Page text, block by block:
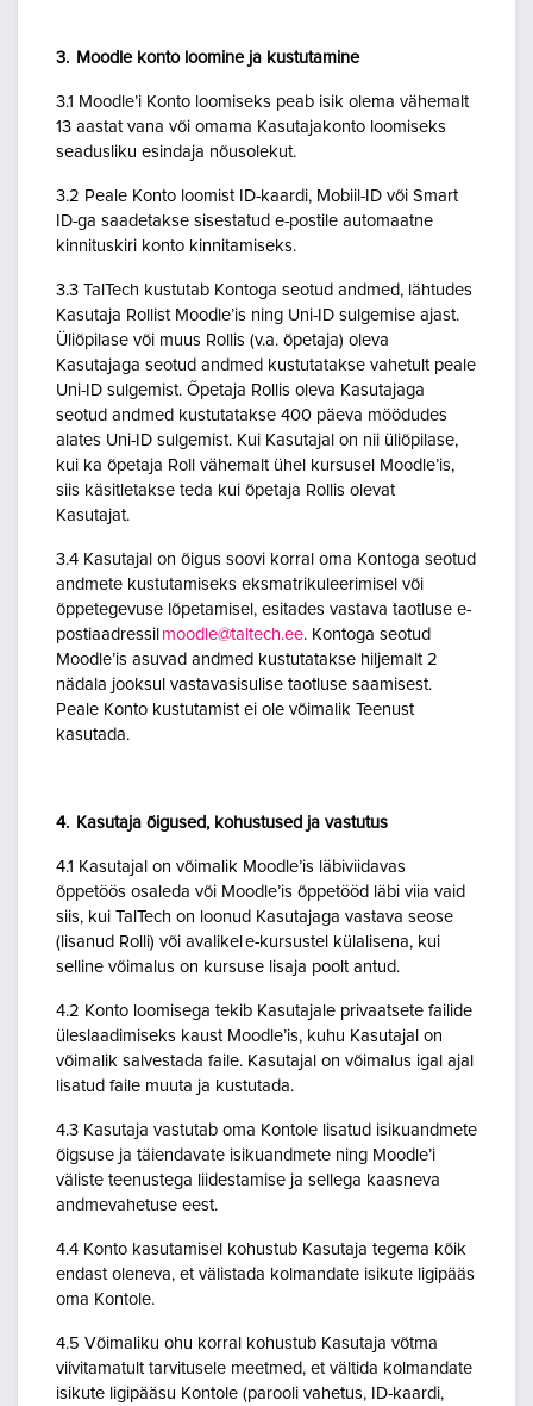
3. Moodle konto loomine ja kustutamine
3.1 Moodle’i Konto loomiseks peab isik olema vähemalt
13 aastat vana või omama Kasutajakonto loomiseks
seadusliku esindaja nõusolekut.
3.2 Peale Konto loomist ID-kaardi, Mobiil-ID või Smart
ID-ga saadetakse sisestatud e-postile automaatne
kinnituskiri konto kinnitamiseks.
3.3 TalTech kustutab Kontoga seotud andmed, lähtudes
Kasutaja Rollist Moodle’is ning Uni-ID sulgemise ajast.
Üliõpilase või muus Rollis (v.a. õpetaja) oleva
Kasutajaga seotud andmed kustutatakse vahetult peale
Uni-ID sulgemist. Õpetaja Rollis oleva Kasutajaga
seotud andmed kustutatakse 400 päeva möödudes
alates Uni-ID sulgemist. Kui Kasutajal on nii üliõpilase,
kui ka õpetaja Roll vähemalt ühel kursusel Moodle’is,
siis käsitletakse teda kui õpetaja Rollis olevat
Kasutajat.
3.4 Kasutajal on õigus soovi korral oma Kontoga seotud
andmete kustutamiseks eksmatrikuleerimisel või
õppetegevuse lõpetamisel, esitades vastava taotluse e-
postiaadressil moodle@taltech.ee. Kontoga seotud
Moodle’is asuvad andmed kustutatakse hiljemalt 2
nädala jooksul vastavasisulise taotluse saamisest.
Peale Konto kustutamist ei ole võimalik Teenust
kasutada.
4. Kasutaja õigused, kohustused ja vastutus
4.1 Kasutajal on võimalik Moodle’is läbiviidavas
õppetöös osaleda või Moodle’is õppetööd läbi viia vaid
siis, kui TalTech on loonud Kasutajaga vastava seose
(lisanud Rolli) või avalikel e-kursustel külalisena, kui
selline võimalus on kursuse lisaja poolt antud.
4.2 Konto loomisega tekib Kasutajale privaatsete failide
üleslaadimiseks kaust Moodle’is, kuhu Kasutajal on
võimalik salvestada faile. Kasutajal on võimalus igal ajal
lisatud faile muuta ja kustutada.
4.3 Kasutaja vastutab oma Kontole lisatud isikuandmete
õigsuse ja täiendavate isikuandmete ning Moodle’i
väliste teenustega liidestamise ja sellega kaasneva
andmevahetuse eest.
4.4 Konto kasutamisel kohustub Kasutaja tegema kõik
endast oleneva, et välistada kolmandate isikute ligipääs
oma Kontole.
4.5 Võimaliku ohu korral kohustub Kasutaja võtma
viivitamatult tarvitusele meetmed, et vältida kolmandate
isikute ligipääsu Kontole (parooli vahetus, ID-kaardi,